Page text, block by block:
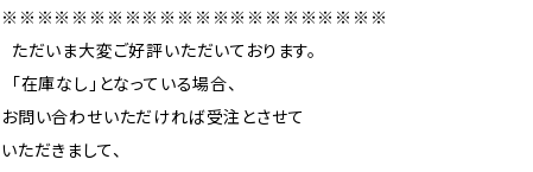
※※※※※※※※※※※※※※※※※※※※※※
ただいま大変ご好評いただいております。
「在庫なし」となっている場合、
お問い合わせいただければ受注とさせて
いただきまして、